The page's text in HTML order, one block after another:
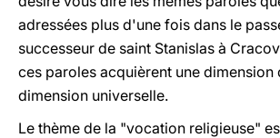
adressées plus d'une fois dans le
successeur de saint Stanislas à
ces paroles acquièrent une dimension
dimension universelle.
Le thème de la "vocation religieuse"